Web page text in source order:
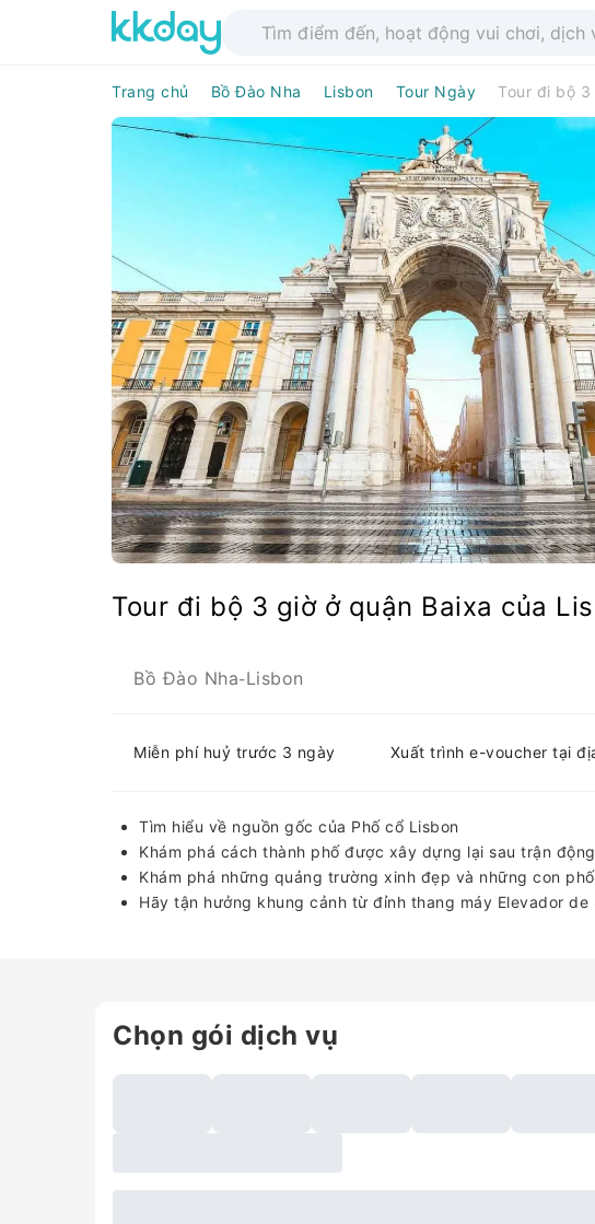
Trang chủ Bồ Đào Nha Lisbon Tour Ngày Tour đi bộ 3
Tour đi bộ 3 giờ ở quận Baixa của
Bồ Đào Nha-Lisbon
Miễn phí huỷ trước 3 ngày Xuất trình e-voucher tại
Tìm hiểu về nguồn gốc của Phố cổ Lisbon
Khám phá cách thành phố được xây dựng lại sau trận
Khám phá những quảng trường xinh đẹp và những con
Hãy tận hưởng khung cảnh từ đỉnh thang máy Elevador de
Chọn gói dịch vụ